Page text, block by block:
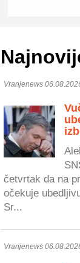
Vranjenews
četvrtak da na
očekuje
Sr...
Vranjenews